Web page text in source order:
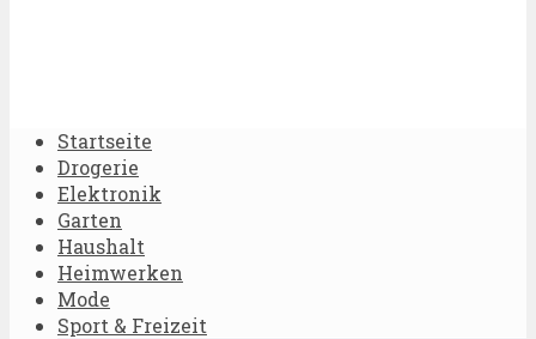
Startseite
Drogerie
Elektronik
Garten
Haushalt
Heimwerken
Mode
Sport & Freizeit